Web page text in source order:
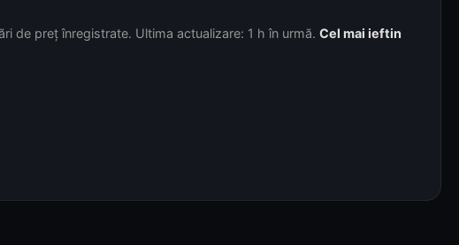
de preț înregistrate. Ultima actualizare: 1 h în urmă. Cel mai ieftin